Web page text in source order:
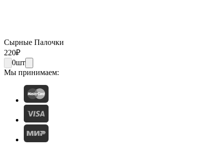
Сырные Палочки
220₽
0шт
Мы принимаем: